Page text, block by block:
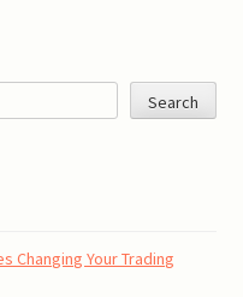
Search
Changing Your Trading